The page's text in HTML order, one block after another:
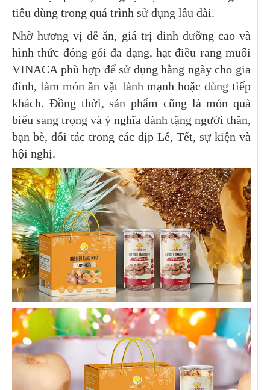
tiêu dùng trong quá trình sử dụng lâu dài.
Nhờ hương vị dễ ăn, giá trị dinh dưỡng cao và
hình thức đóng gói đa dạng, hạt điều rang muối
VINACA phù hợp để sử dụng hằng ngày cho gia
đình, làm món ăn vặt lành mạnh hoặc dùng tiếp
khách. Đồng thời, sản phẩm cũng là món quà
biếu sang trọng và ý nghĩa dành tặng người thân,
bạn bè, đối tác trong các dịp Lễ, Tết, sự kiện và
hội nghị.